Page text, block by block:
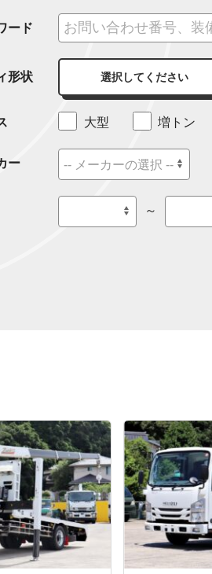
ード
形状 選択してください
大型 増トン
ー
～